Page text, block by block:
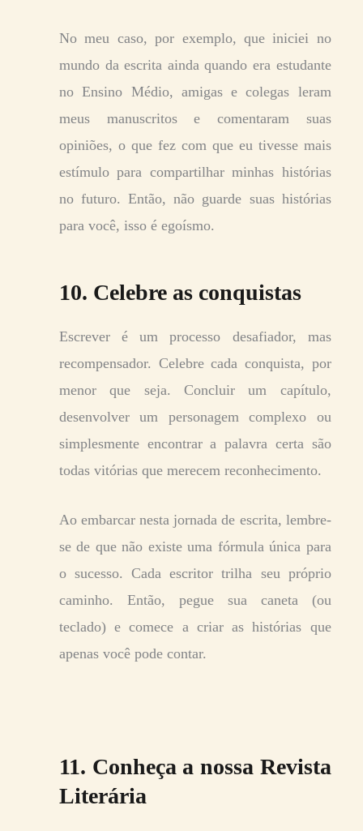
No meu caso, por exemplo, que iniciei no
mundo da escrita ainda quando era estudante
no Ensino Médio, amigas e colegas leram
meus manuscritos e comentaram suas
opiniões, o que fez com que eu tivesse mais
estímulo para compartilhar minhas histórias
no futuro. Então, não guarde suas histórias
para você, isso é egoísmo.
10. Celebre as conquistas
Escrever é um processo desafiador, mas
recompensador. Celebre cada conquista, por
menor que seja. Concluir um capítulo,
desenvolver um personagem complexo ou
simplesmente encontrar a palavra certa são
todas vitórias que merecem reconhecimento.
Ao embarcar nesta jornada de escrita, lembre-
se de que não existe uma fórmula única para
o sucesso. Cada escritor trilha seu próprio
caminho. Então, pegue sua caneta (ou
teclado) e comece a criar as histórias que
apenas você pode contar.
11. Conheça a nossa Revista
Literária